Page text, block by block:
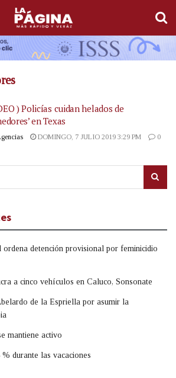
) Policías cuidan helados de
en Texas
DOMINGO, 7 JULIO 2019 3:29 PM 0
detención provisional por feminicidio
a cinco vehículos en Caluco, Sonsonate
de la Espriella por asumir la
mantiene activo
durante las vacaciones